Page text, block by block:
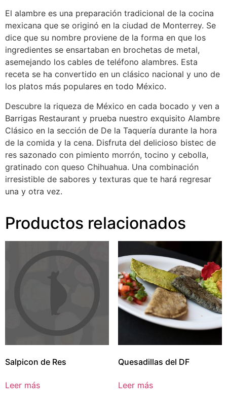
El alambre es una preparación tradicional de la cocina
mexicana que se originó en la ciudad de Monterrey. Se
dice que su nombre proviene de la forma en que los
ingredientes se ensartaban en brochetas de metal,
asemejando los cables de teléfono alambres. Esta
receta se ha convertido en un clásico nacional y uno de
los platos más populares en todo México.
Descubre la riqueza de México en cada bocado y ven a
Barrigas Restaurant y prueba nuestro exquisito Alambre
Clásico en la sección de De la Taquería durante la hora
de la comida y la cena. Disfruta del delicioso bistec de
res sazonado con pimiento morrón, tocino y cebolla,
gratinado con queso Chihuahua. Una combinación
irresistible de sabores y texturas que te hará regresar
una y otra vez.
Productos relacionados
Salpicon de Res
Leer más
Quesadillas del DF
Leer más